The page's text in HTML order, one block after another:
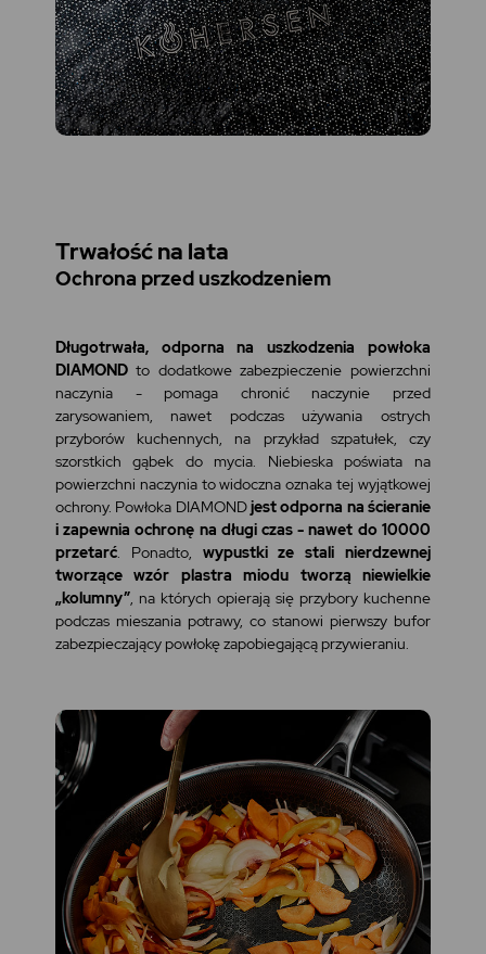
Trwałość na lata
Ochrona przed uszkodzeniem
Długotrwała, odporna na uszkodzenia powłoka
DIAMONDto dodatkowe zabezpieczenie powierzchni
naczynia - pomaga chronić naczynie przed
zarysowaniem, nawet podczas używania ostrych
przyborów kuchennych, na przykład szpatułek, czy
szorstkich gąbek do mycia. Niebieska poświata na
powierzchni naczynia to widoczna oznaka tej wyjątkowej
ochrony. Powłoka DIAMONDjest odporna na ścieranie
i zapewnia ochronę na długi czas - nawet do 10000
przetarć. Ponadto, wypustki ze stali nierdzewnej
tworzące wzór plastra miodu tworzą niewielkie
„kolumny”, na których opierają się przybory kuchenne
podczas mieszania potrawy, co stanowi pierwszy bufor
zabezpieczający powłokę zapobiegającą przywieraniu.